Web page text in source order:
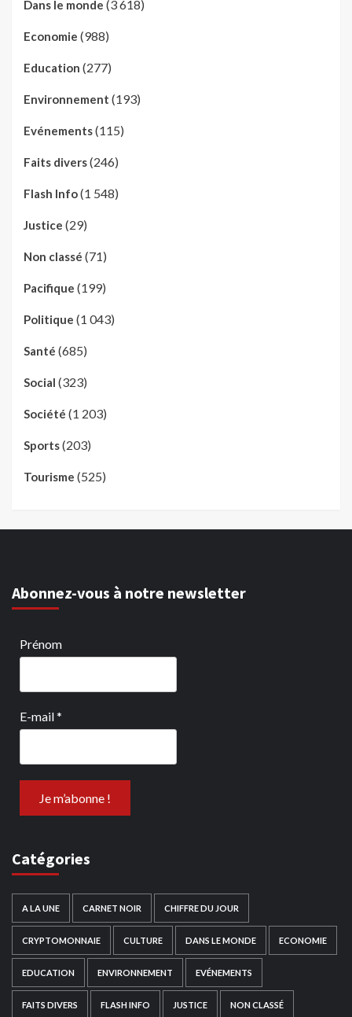
Dans le monde (3 618)
Economie (988)
Education (277)
Environnement (193)
Evénements(115)
Faits divers(246)
Flash Info(1 548)
Justice (29)
Non classé (71)
Pacifique (199)
Politique (1 043)
Santé (685)
Social (323)
Société (1 203)
Sports(203)
Tourisme (525)
Abonnez-vous à notre newsletter
Prénom
E-mail*
Catégories
A LA UNE CARNET NOIR CHIFFRE DU JOUR
CRYPTOMONNAIE CULTURE DANS LE MONDE ECONOMIE
EDUCATION ENVIRONNEMENT EVÉNEMENTS
FAITS DIVERS FLASH INFO JUSTICE NON CLASSÉ